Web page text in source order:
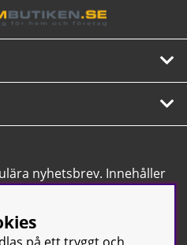
nyhetsbrev. Innehåller
bästa erbjudanden.